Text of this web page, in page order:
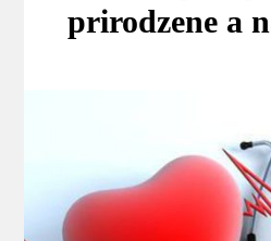
prirodzene a